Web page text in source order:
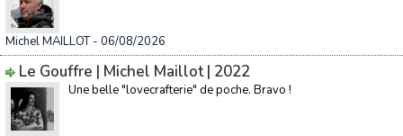
Michel MAILLOT- 06/08/2026
Le Gouffre | Michel Maillot | 2022
Une belle "lovecrafterie" de poche. Bravo !